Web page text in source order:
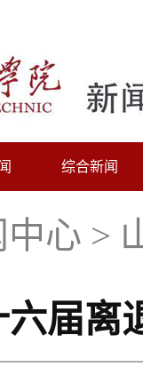
综合新闻
中心 >
届离